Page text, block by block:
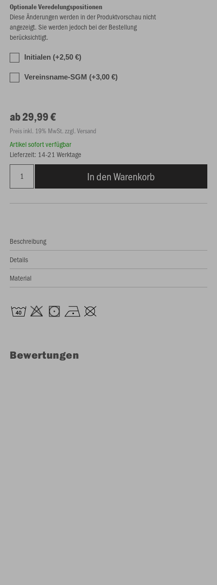
Optionale Veredelungspositionen
Diese Änderungen werden in der Produktvorschau nicht
angezeigt. Sie werden jedoch bei der Bestellung
berücksichtigt.
Initialen (+2,50 €)
Vereinsname-SGM (+3,00 €)
ab 29,99 €
Preis inkl. 19% MwSt. zzgl. Versand
Artikel sofort verfügbar
Lieferzeit: 14-21 Werktage
In den Warenkorb
Beschreibung
Details
Material
Bewertungen